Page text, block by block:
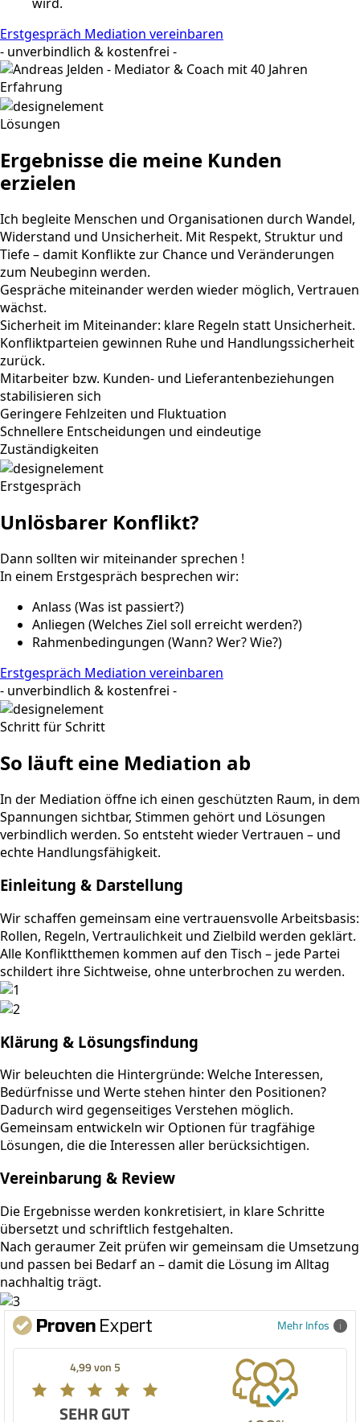
wird.
Erstgespräch Mediation vereinbaren
- unverbindlich & kostenfrei -
Lösungen
Ergebnisse die meine Kunden
erzielen
Ich begleite Menschen und Organisationen durch Wandel,
Widerstand und Unsicherheit. Mit Respekt, Struktur und
Tiefe – damit Konflikte zur Chance und Veränderungen
zum Neubeginn werden.
Gespräche miteinander werden wieder möglich, Vertrauen
wächst.
Sicherheit im Miteinander: klare Regeln statt Unsicherheit.
Konfliktparteien gewinnen Ruhe und Handlungssicherheit
zurück.
Mitarbeiter bzw. Kunden- und Lieferantenbeziehungen
stabilisieren sich
Geringere Fehlzeiten und Fluktuation
Schnellere Entscheidungen und eindeutige
Zuständigkeiten
Erstgespräch
Unlösbarer Konflikt?
Dann sollten wir miteinander sprechen !
In einem Erstgespräch besprechen wir:
Anlass (Was ist passiert?)
Anliegen (Welches Ziel soll erreicht werden?)
Rahmenbedingungen (Wann? Wer? Wie?)
Erstgespräch Mediation vereinbaren
- unverbindlich & kostenfrei -
Schritt für Schritt
So läuft eine Mediation ab
In der Mediation öffne ich einen geschützten Raum, in dem
Spannungen sichtbar, Stimmen gehört und Lösungen
verbindlich werden. So entsteht wieder Vertrauen – und
echte Handlungsfähigkeit.
Einleitung & Darstellung
Wir schaffen gemeinsam eine vertrauensvolle Arbeitsbasis:
Rollen, Regeln, Vertraulichkeit und Zielbild werden geklärt.
Alle Konfliktthemen kommen auf den Tisch – jede Partei
schildert ihre Sichtweise, ohne unterbrochen zu werden.
Klärung & Lösungsfindung
Wir beleuchten die Hintergründe: Welche Interessen,
Bedürfnisse und Werte stehen hinter den Positionen?
Dadurch wird gegenseitiges Verstehen möglich.
Gemeinsam entwickeln wir Optionen für tragfähige
Lösungen, die die Interessen aller berücksichtigen.
Vereinbarung & Review
Die Ergebnisse werden konkretisiert, in klare Schritte
übersetzt und schriftlich festgehalten.
Nach geraumer Zeit prüfen wir gemeinsam die Umsetzung
und passen bei Bedarf an – damit die Lösung im Alltag
nachhaltig trägt.
Mehr Infos
4,99 von 5
SEHR GUT